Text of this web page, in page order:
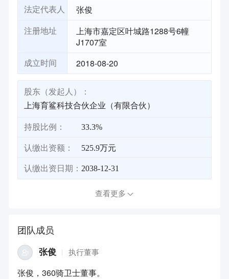
法定代表人 张俊
注册地址
上海市嘉定区叶城路1288号6幢
J1707室
成立时间 2018-08-20
股东（发起人）：
上海育鲨科技合伙企业（有限合伙）
持股比例： 33.3%
认缴出资额： 525.9万元
认缴出资日期： 2038-12-31
查看更多
团队成员
张俊 执行董事
张俊，360骑卫士董事。